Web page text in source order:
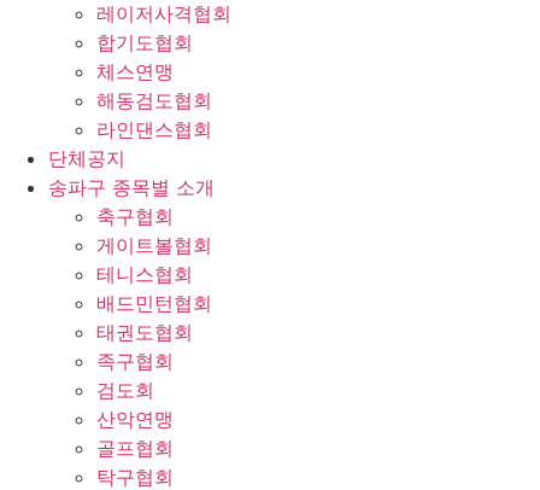
레이저사격협회
합기도협회
체스연맹
해동검도협회
라인댄스협회
단체공지
송파구 종목별 소개
축구협회
게이트볼협회
테니스협회
배드민턴협회
태권도협회
족구협회
검도회
산악연맹
골프협회
탁구협회